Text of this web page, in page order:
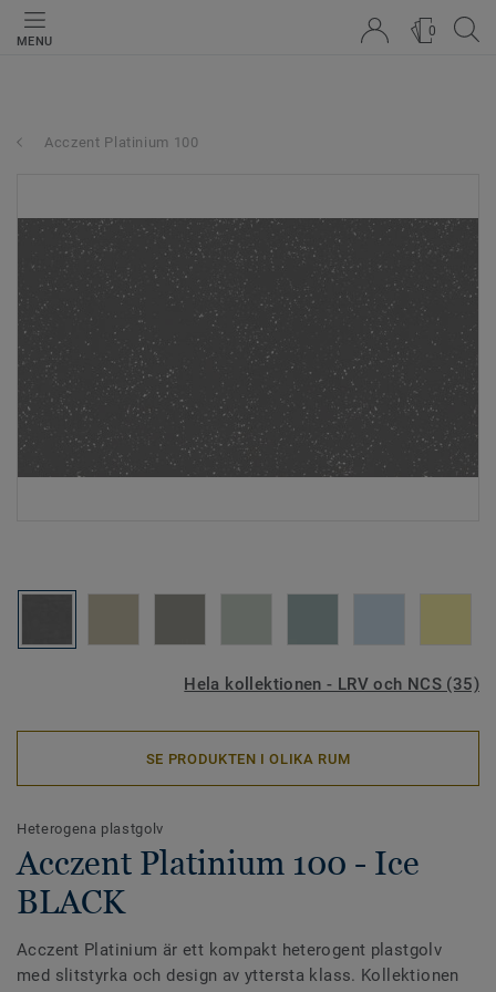
MENU
0
Acczent Platinium 100
Hela kollektionen - LRV och NCS (35)
SE PRODUKTEN I OLIKA RUM
Heterogena plastgolv
Acczent Platinium 100 - Ice
BLACK
Acczent Platinium är ett kompakt heterogent plastgolv
med slitstyrka och design av yttersta klass. Kollektionen